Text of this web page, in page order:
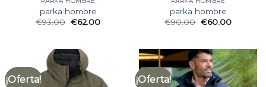
parka hombre
€93.00 €62.00
parka hombre
€90.00 €60.00
¡Oferta! ¡Oferta!